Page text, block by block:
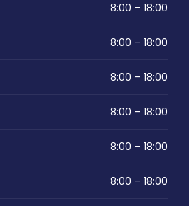
8:00 – 18:00
8:00 – 18:00
8:00 – 18:00
8:00 – 18:00
8:00 – 18:00
8:00 – 18:00